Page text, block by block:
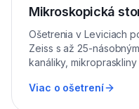
Mikroskopická
Ošetrenia v Leviciach
Zeiss s až 25-
kanáliky,
Viac o ošetrení